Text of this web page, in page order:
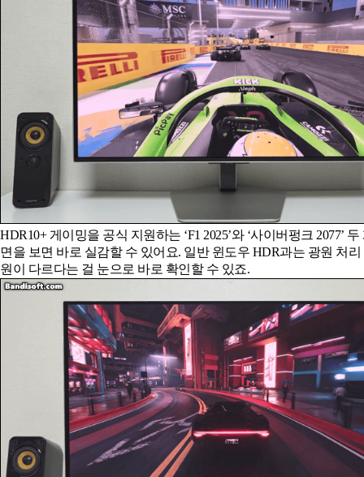
HDR10+ 게이밍을 공식 지원하는 ‘F1 2025’와 ‘사이버펑크 2077’
면을 보면 바로 실감할 수 있어요. 일반 윈도우 HDR과는 광원 처
원이 다르다는 걸 눈으로 바로 확인할 수 있죠.